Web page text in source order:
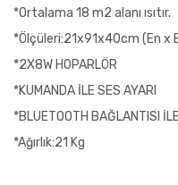
*Ortalama 18 m2 alanı ısıtır.
*Ölçüleri:21x91x40cm (En x
*2X8W H0PARLÖR
*KUMANDA İLE SES AYARI
*BLUETOOTH BAĞLANTISI
*Ağırlık:21 Kg